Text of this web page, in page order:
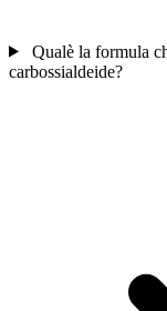
Qualè la formula
carbossialdeide?